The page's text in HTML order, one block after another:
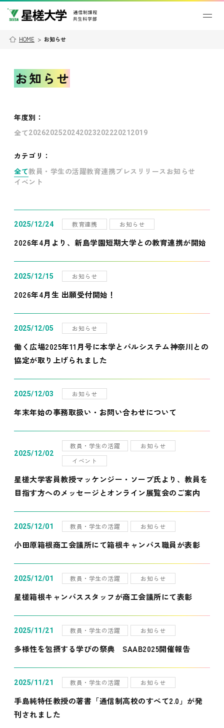
HOME > お知らせ
お知らせ
年度別 ：
全て202620252024202320222021 2019
カテゴリ：
全て教員・学生の活躍教育連携プレスリリース お知らせ
イベント
2025/12/24 教育連携 お知らせ
2026年4月より、新島学園短期大学との教育連携が開始
2025/12/15 お知らせ
2026年4月生 出願受付開始！
2025/12/05 お知らせ
働く広場2025年11月号に本学とパルシステム神奈川との
協定が取り上げられました
2025/12/03 お知らせ
年末年始の事務取扱い・お問い合わせについて
2025/12/02
教員・学生の活躍
お知らせ
イベント
星槎大学客員教授マッケンジー・ソープ氏より、教員を
目指す方へのメッセージとオンライン展覧会のご案内
2025/12/01 教員・学生の活躍 お知らせ
小田原箱根商工会議所にて箱根キャンパス職員が表彰
2025/12/01 教員・学生の活躍 お知らせ
星槎箱根キャンパススタッフが商工会議所にて表彰
2025/11/21 教員・学生の活躍 お知らせ
多様性を包摂する学びの祭典 SAAB2025開催報告
2025/11/21 教員・学生の活躍 お知らせ
手島純特任教授の著書「通信制高校のすべて2.0」が発
刊されました